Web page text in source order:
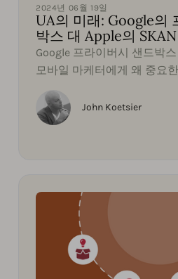
2024년 06월 19일
UA의 미래: Google의
박스 대 Apple의 SKAN
Google 프라이버시 샌드박
모바일 마케터에게 왜 중요
John Koetsier